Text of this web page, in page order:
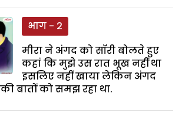
भाग - 2
मीरा ने अंगद को सॉरी बोलते हुए
कहां कि मुझे उस रात भूख नहीं था
इसलिए नहीं खाया लेकिन अंगद
बातों को समझ रहा था.